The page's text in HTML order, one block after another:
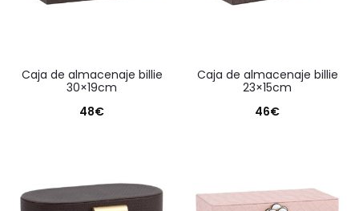
caja de almacenaje billie
30×19cm
48€
caja de almacenaje billie
23×15cm
46€